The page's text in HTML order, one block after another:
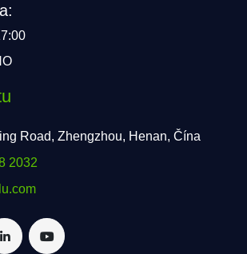
Road, Zhengzhou, Henan, Čína
2032